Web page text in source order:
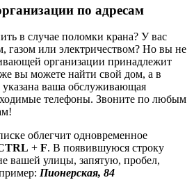
по адресам
в случае поломки крана? У вас
газом или электричеством? Но вы не
организации принадлежит
вы можете найти свой дом, а в
указана ваша обслуживающая
телефоны. Звоните по любым
облегчит одновременное
+ F. В появившуюся строку
вашей улицы, запятую, пробел,
Пионерская, 84